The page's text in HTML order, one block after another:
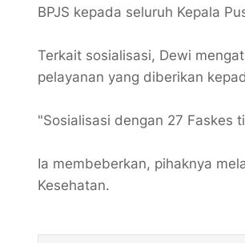
BPJS kepada seluruh Kepala
Terkait sosialisasi, Dewi
pelayanan yang diberikan
"Sosialisasi dengan 27 Faskes
Ia membeberkan, pihaknya
Kesehatan.